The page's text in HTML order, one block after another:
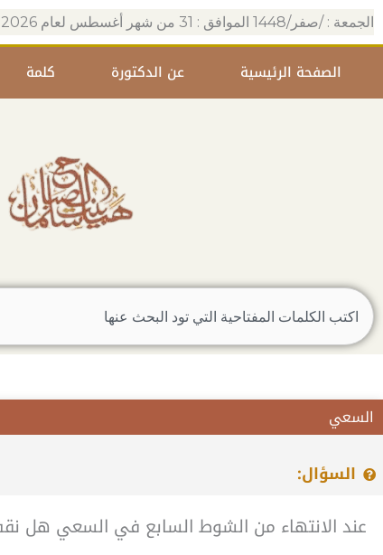
تخطي
المحتوى
الجمعة : /صفر/1448 الموافق : 31 من شهر أغسطس لعام 2026
الصفحة الرئيسية عن الدكتورة كلمة
Search
السعي
السؤال:
عند الانتهاء من الشوط السابع في السعي هل